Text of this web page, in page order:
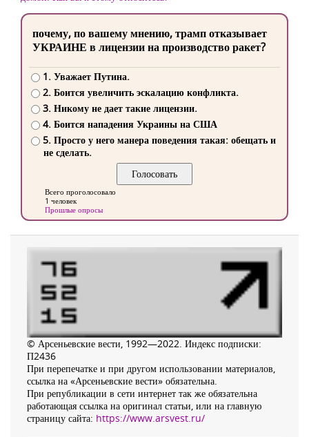
почему, по вашему мнению, трамп отказывает
УКРАИНЕ в лицензии на производство ракет?
1. Уважает Путина.
2. Боится увеличить эскалацию конфликта.
3. Никому не дает такие лицензии.
4. Боится нападения Украины на США
5. Просто у него манера поведения такая: обещать и
не сделать.
Всего проголосовало
1 человек
Прошлые опросы
© Арсеньевские вести, 1992—2022. Индекс подписки:
П2436
При перепечатке и при другом использовании материалов,
ссылка на «Арсеньевские вести» обязательна.
При републикации в сети интернет так же обязательна
работающая ссылка на оригинал статьи, или на главную
страницу сайта: https://www.arsvest.ru/